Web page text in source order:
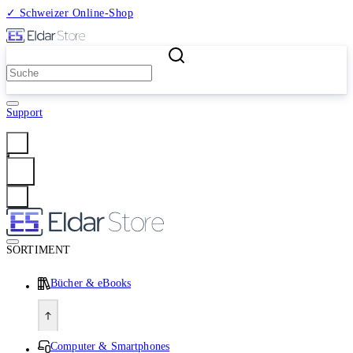
✓ Schweizer Online-Shop
Support
SORTIMENT
Bücher & eBooks
Computer & Smartphones